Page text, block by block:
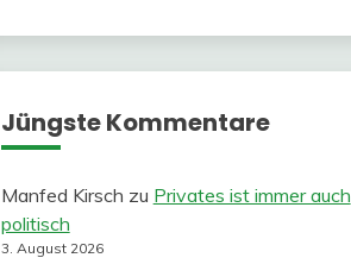
Jüngste Kommentare
Manfed Kirsch zu Privates ist immer auch
politisch
3. August 2026